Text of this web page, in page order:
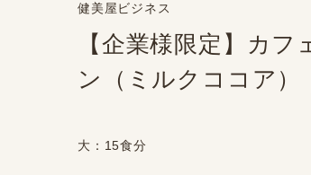
健美屋ビジネス
【企業様限定】カ
ン（ミルクココア
大：15食分